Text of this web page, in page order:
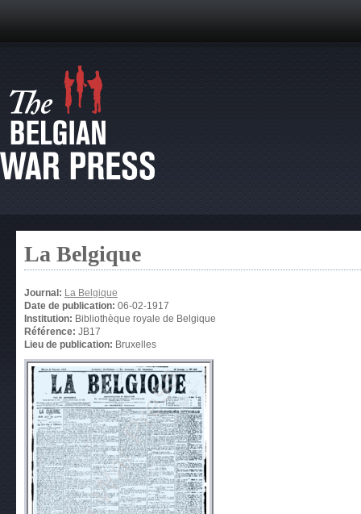
La Belgique
Journal: La Belgique
Date de publication: 06-02-1917
Institution: Bibliothèque royale de Belgique
Référence: JB17
Lieu de publication: Bruxelles